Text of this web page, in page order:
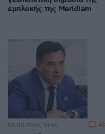
εμπλοκής της Meridiam
05.08.2026, 18:55 43